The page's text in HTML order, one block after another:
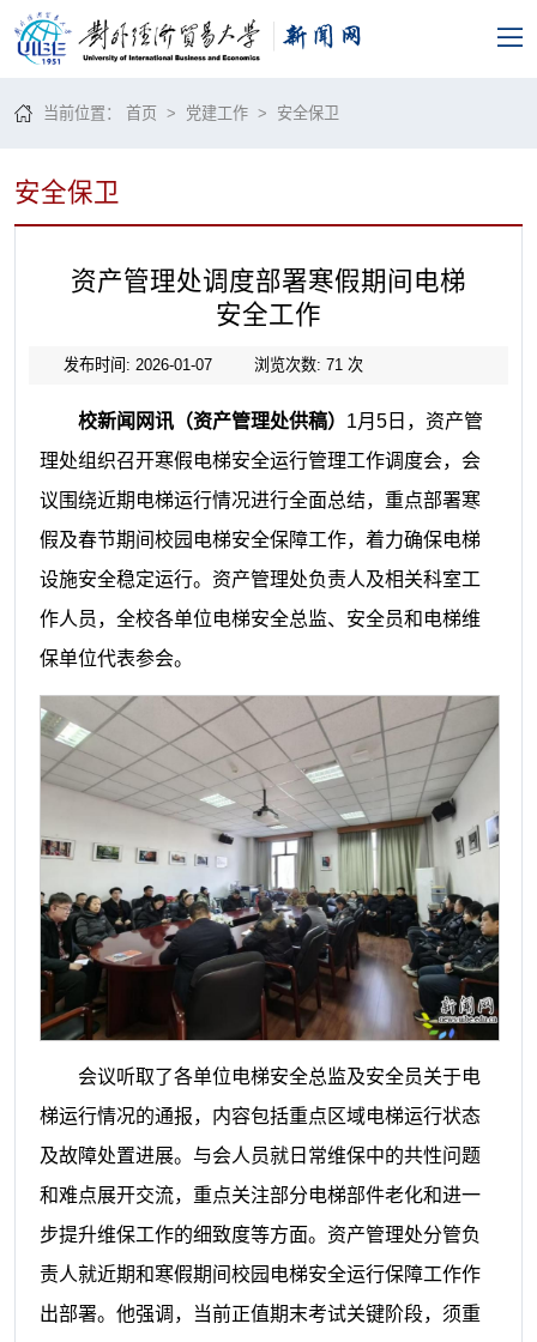
当前位置：首页 > 党建工作 > 安全保卫
安全保卫
资产管理处调度部署寒假期间电梯
安全工作
发布时间: 2026-01-07 浏览次数: 71 次
校新闻网讯（资产管理处供稿） 1月5日，资产管
理处组织召开寒假电梯安全运行管理工作调度会，会
议围绕近期电梯运行情况进行全面总结，重点部署寒
假及春节期间校园电梯安全保障工作，着力确保电梯
设施安全稳定运行。资产管理处负责人及相关科室工
作人员，全校各单位电梯安全总监、安全员和电梯维
保单位代表参会。
会议听取了各单位电梯安全总监及安全员关于电
梯运行情况的通报，内容包括重点区域电梯运行状态
及故障处置进展。与会人员就日常维保中的共性问题
和难点展开交流，重点关注部分电梯部件老化和进一
步提升维保工作的细致度等方面。资产管理处分管负
责人就近期和寒假期间校园电梯安全运行保障工作作
出部署。他强调，当前正值期末考试关键阶段，须重